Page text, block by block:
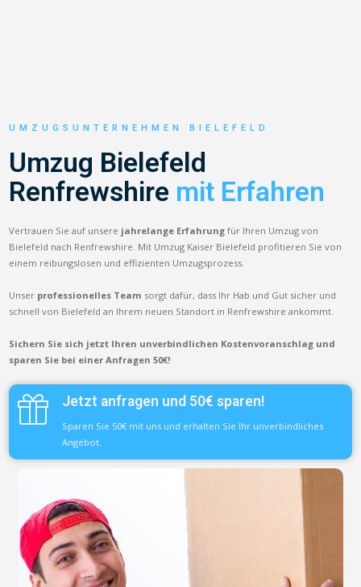
UMZUGSUNTERNEHMEN BIELEFELD
Umzug Bielefeld
Renfrewshire mit Erfahren
Vertrauen Sie auf unsere jahrelange Erfahrung für Ihren Umzug von
Bielefeld nach Renfrewshire. Mit Umzug Kaiser Bielefeld profitieren Sie von
einem reibungslosen und effizienten Umzugsprozess.
Unser professionelles Team sorgt dafür, dass Ihr Hab und Gut sicher und
schnell von Bielefeld an Ihrem neuen Standort in Renfrewshire ankommt.
Sichern Sie sich jetzt Ihren unverbindlichen Kostenvoranschlag und
sparen Sie bei einer Anfragen 50€!
Jetzt anfragen und 50€ sparen!
Sparen Sie 50€ mit uns und erhalten Sie Ihr unverbindliches
Angebot.